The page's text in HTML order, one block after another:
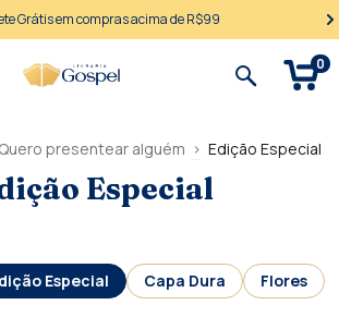
Grátis em compras acima de R$99
0
Quero presentear alguém > Edição Especial
Especial
Especial Capa Dura Flores